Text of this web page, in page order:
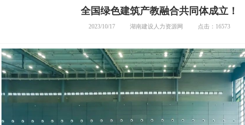
全国绿色建筑产教融合共同体成立！
2023/10/17 湖南建设人力资源网 点击：16573